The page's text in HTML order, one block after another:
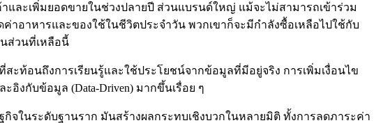
และเพิ่มยอดขายในช่วงปลายปี ส่วนแบรนด์ใหญ่ แม้จะไม่สามารถเข้าร่วม
าอาหารและของใช้ในชีวิตประจำวัน พวกเขาก็จะมีกำลังซื้อเหลือไปใช้กับ
นส่วนที่เหลือนี้
ะท้อนถึงการเรียนรู้และใช้ประโยชน์จากข้อมูลที่มีอยู่จริง การเพิ่มเงื่อนไข
งกับข้อมูล (Data-Driven) มากขึ้นเรื่อย ๆ
ในระดับฐานราก มันสร้างผลกระทบเชิงบวกในหลายมิติ ทั้งการลดภาระค่า